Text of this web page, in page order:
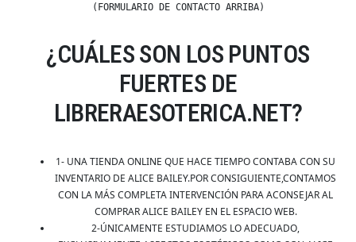
(FORMULARIO DE CONTACTO ARRIBA)
¿CUÁLES SON LOS PUNTOS
FUERTES DE
LIBRERAESOTERICA.NET?
1- UNA TIENDA ONLINE QUE HACE TIEMPO CONTABA CON SU
INVENTARIO DE ALICE BAILEY.POR CONSIGUIENTE,CONTAMOS
CON LA MÁS COMPLETA INTERVENCIÓN PARA ACONSEJAR AL
COMPRAR ALICE BAILEY EN EL ESPACIO WEB.
2-ÚNICAMENTE ESTUDIAMOS LO ADECUADO,